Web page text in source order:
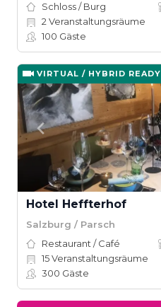
Schloss / Burg
2 Veranstaltungsräume
100 Gäste
VIRTUAL / HYBRID READY
Hotel Heffterhof
Salzburg / Parsch
Restaurant / Café
15Veranstaltungsräume
300 Gäste